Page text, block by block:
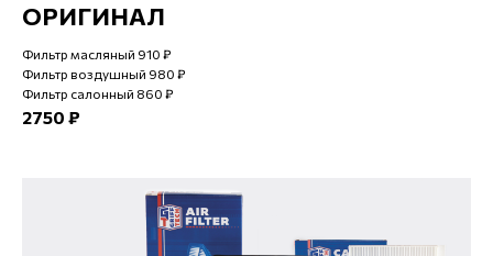
ОРИГИНАЛ
Фильтр масляный 910 ₽
Фильтр воздушный 980 ₽
Фильтр салонный 860 ₽
2750 ₽